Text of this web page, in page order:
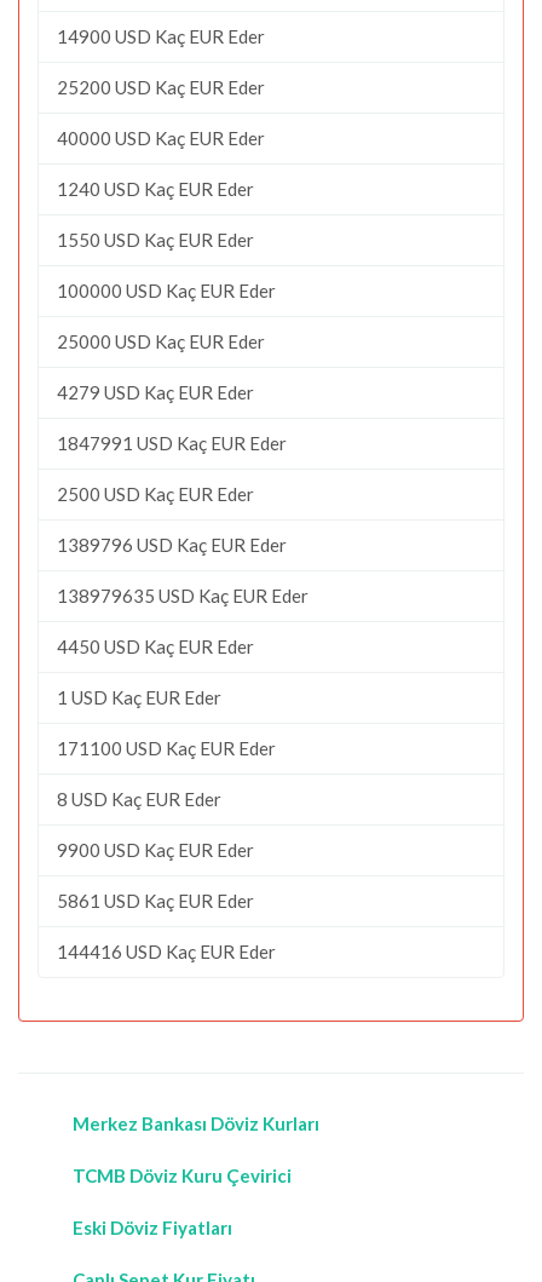
14900 USD Kaç EUR Eder
25200 USD Kaç EUR Eder
40000 USD Kaç EUR Eder
1240 USD Kaç EUR Eder
1550 USD Kaç EUR Eder
100000 USD Kaç EUR Eder
25000 USD Kaç EUR Eder
4279 USD Kaç EUR Eder
1847991 USD Kaç EUR Eder
2500 USD Kaç EUR Eder
1389796 USD Kaç EUR Eder
138979635 USD Kaç EUR Eder
4450 USD Kaç EUR Eder
1 USD Kaç EUR Eder
171100 USD Kaç EUR Eder
8 USD Kaç EUR Eder
9900 USD Kaç EUR Eder
5861 USD Kaç EUR Eder
144416 USD Kaç EUR Eder
Merkez Bankası Döviz Kurları
TCMB Döviz Kuru Çevirici
Eski Döviz Fiyatları